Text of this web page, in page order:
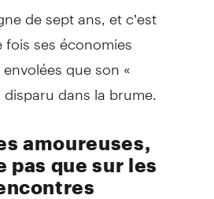
de sept ans, et c’est
ses économies
que son «
dans la brume.
amoureuses,
pas que sur les